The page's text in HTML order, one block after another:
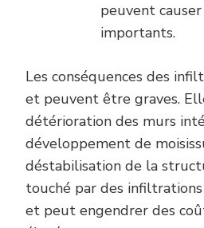
peuvent
importants.
Les conséquences des
et peuvent être graves.
détérioration des murs
développement de
déstabilisation de la
touché par des
et peut engendrer des